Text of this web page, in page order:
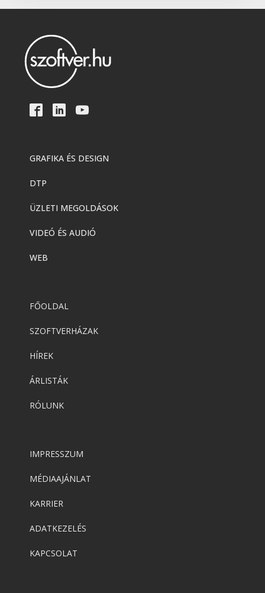
GRAFIKA ÉS DESIGN
DTP
ÜZLETI MEGOLDÁSOK
VIDEÓ ÉS AUDIÓ
WEB
FŐOLDAL
SZOFTVERHÁZAK
HÍREK
ÁRLISTÁK
RÓLUNK
IMPRESSZUM
MÉDIAAJÁNLAT
KARRIER
ADATKEZELÉS
KAPCSOLAT